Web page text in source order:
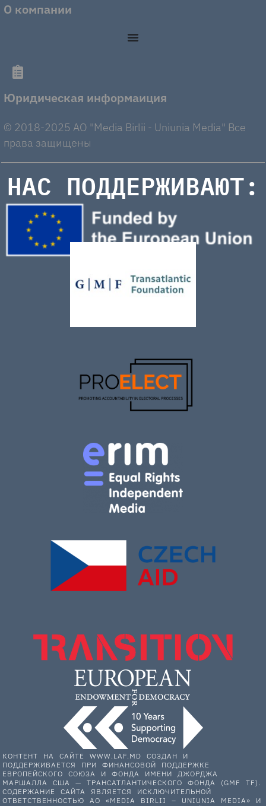
О компании
Юридическая информаиция
© 2018-2025 AO "Media Birlii - Uniunia Media" Все
права защищены
НАС ПОДДЕРЖИВАЮТ:
КОНТЕНТ НА САЙТЕ WWW.LAF.MD СОЗДАН И
ПОДДЕРЖИВАЕТСЯ ПРИ ФИНАНСОВОЙ ПОДДЕРЖКЕ
ЕВРОПЕЙСКОГО СОЮЗА И ФОНДА ИМЕНИ ДЖОРДЖА
МАРШАЛЛА США — ТРАНСАТЛАНТИЧЕСКОГО ФОНДА (GMF TF).
СОДЕРЖАНИЕ САЙТА ЯВЛЯЕТСЯ ИСКЛЮЧИТЕЛЬНОЙ
ОТВЕТСТВЕННОСТЬЮ АО «MEDIA BIRLII – UNIUNIA MEDIA» И